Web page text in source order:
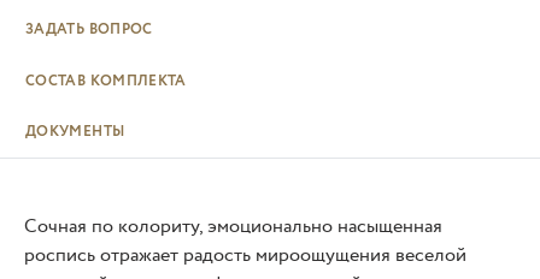
ЗАДАТЬ ВОПРОС
СОСТАВ КОМПЛЕКТА
ДОКУМЕНТЫ
Сочная по колориту, эмоционально насыщенная
роспись отражает радость мироощущения веселой